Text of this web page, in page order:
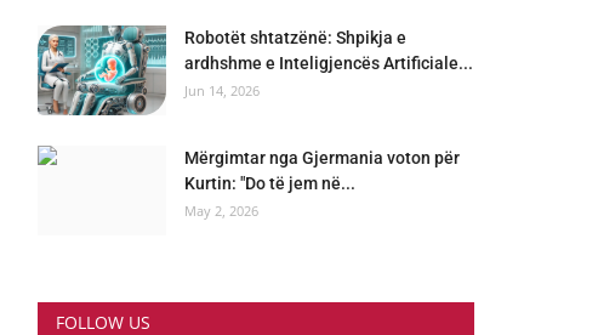
Robotët shtatzënë: Shpikja e
ardhshme e Inteligjencës Artificiale...
Jun 14, 2026
Mërgimtar nga Gjermania voton për
Kurtin: "Do të jem në...
May 2, 2026
FOLLOW US